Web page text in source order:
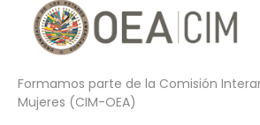
Formamos parte de la Comisión
Mujeres (CIM-OEA)